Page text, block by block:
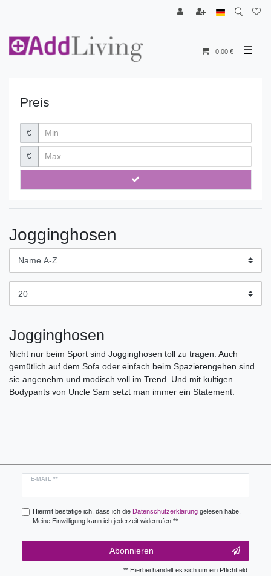
0,00 € ☰
Preis
€
€
Jogginghosen
Jogginghosen
Nicht nur beim Sport sind Jogginghosen toll zu tragen. Auch
gemütlich auf dem Sofa oder einfach beim Spazierengehen sind
sie angenehm und modisch voll im Trend. Und mit kultigen
Bodypants von Uncle Sam setzt man immer ein Statement.
E-MAIL **
Newsletter
Hiermit bestätige ich, dass ich die Daten­schutz­erklärunggelesen habe.
Meine Einwilligung kann ich jederzeit widerrufen.**
Abonnieren
** Hierbei handelt es sich um ein Pflichtfeld.